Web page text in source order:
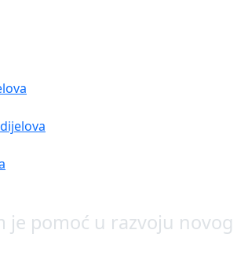
je pomoć u razvoju novog